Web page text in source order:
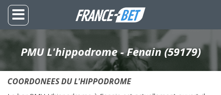
PMU L'hippodrome - Fenain (59179)
COORDONEES DU L'HIPPODROME